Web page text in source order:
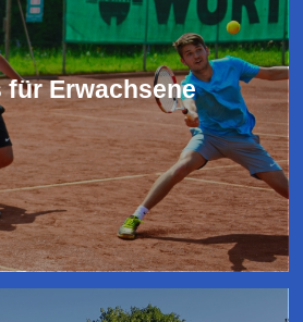
für Erwachsene